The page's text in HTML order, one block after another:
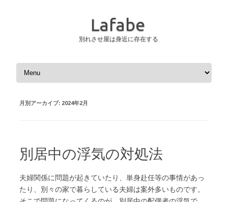
Lafabe
別れさせ屋は身近に存在する
コンテンツへスキップ
月別アーカイブ: 2024年2月
別居中の浮気の対処法
夫婦関係に問題が起きていたり、単身赴任等の事情があっ
たり、別々の家で暮らしている夫婦は案外多いものです。